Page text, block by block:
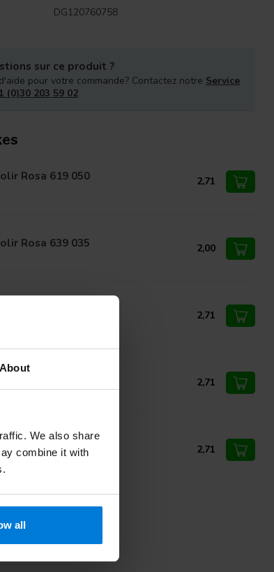
About
We also share
combine it with
all
DG120760758
sur ce produit ?
pour votre commande? Contactez notre Service
(0)30 203 59 02
Rosa 619 050 2,71
Rosa 639 035 2,00
2,71
Rosa 609 060 2,71
Rosa 620 050 2,71